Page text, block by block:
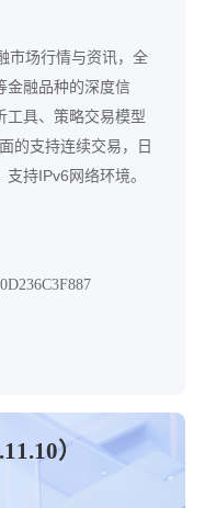
市场行情与资讯，全
金融品种的深度信
工具、策略交易模型
的支持连续交易，日
持IPv6网络环境。
）